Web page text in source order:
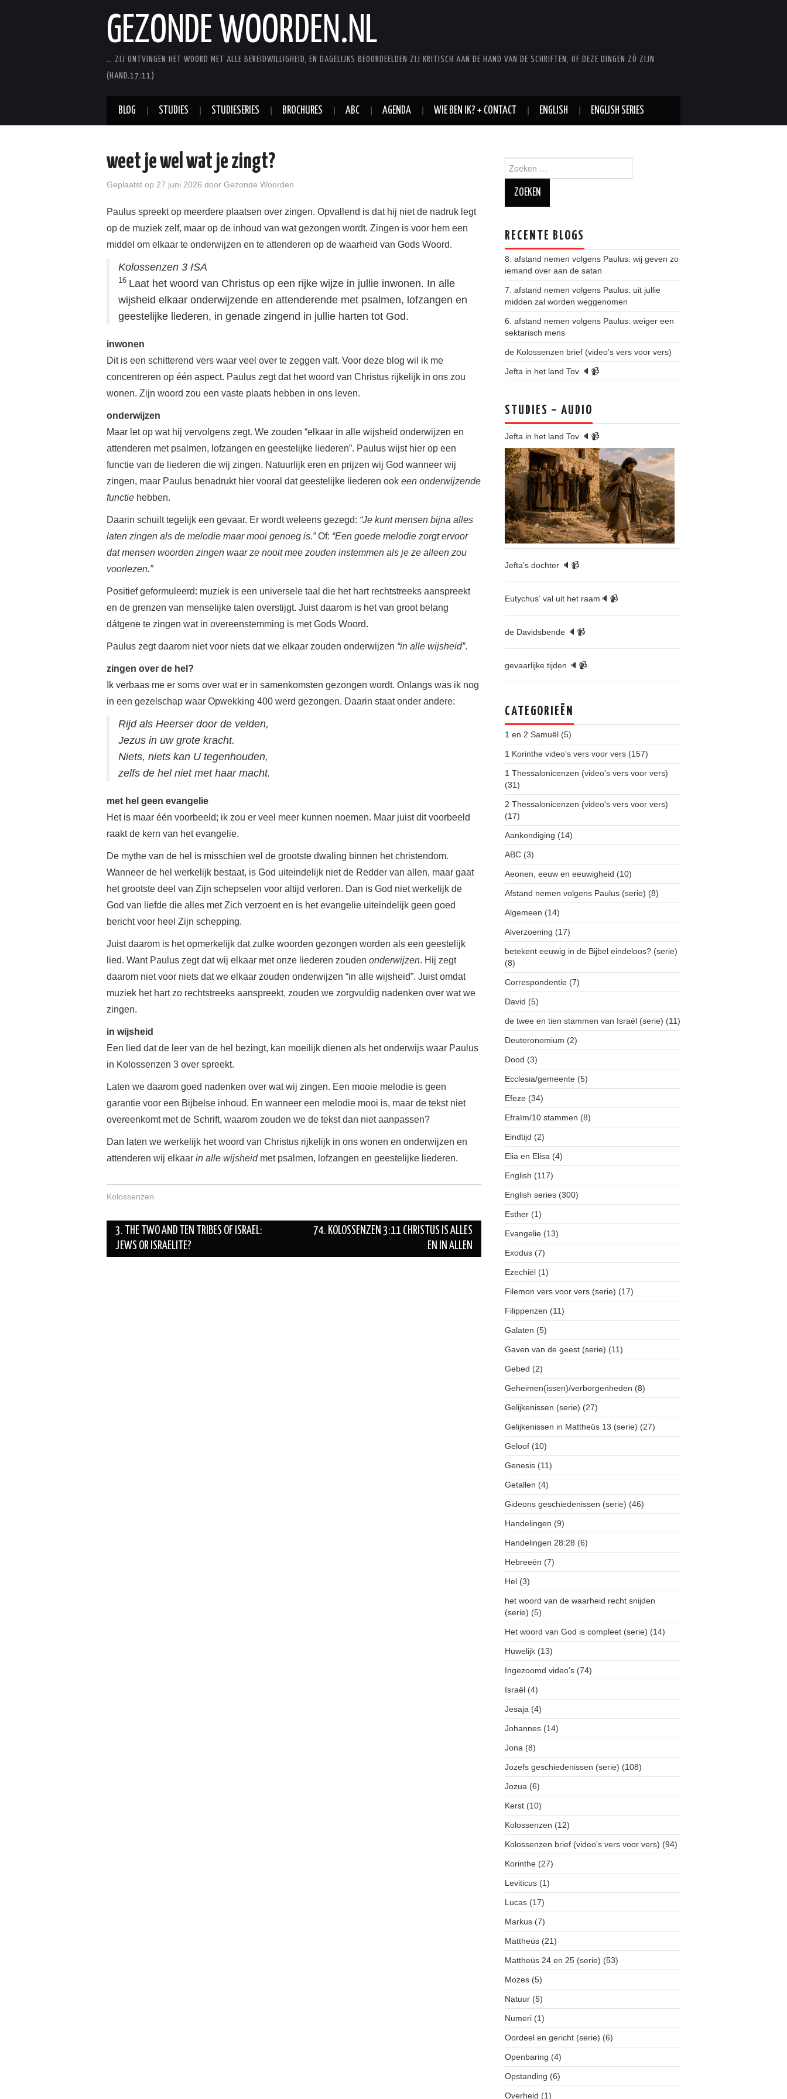
GEZONDE WOORDEN.NL
… ZIJ ONTVINGEN HET WOORD MET ALLE BEREIDWILLIGHEID, EN DAGELIJKS BEOORDEELDEN ZIJ KRITISCH AAN DE HAND VAN DE SCHRIFTEN, OF DEZE DINGEN ZÓ ZIJN
(HAND.17:11)
BLOG STUDIES STUDIESERIES BROCHURES ABC AGENDA WIE BEN IK? + CONTACT ENGLISH ENGLISH SERIES
weet je wel wat je zingt?
Geplaatst op 27 juni 2026 door Gezonde Woorden
Paulus spreekt op meerdere plaatsen over zingen. Opvallend is dat hij niet de nadruk legt
op de muziek zelf, maar op de inhoud van wat gezongen wordt. Zingen is voor hem een
middel om elkaar te onderwijzen en te attenderen op de waarheid van Gods Woord.
Kolossenzen 3 ISA
16 Laat het woord van Christus op een rijke wijze in jullie inwonen. In alle
wijsheid elkaar onderwijzende en attenderende met psalmen, lofzangen en
geestelijke liederen, in genade zingend in jullie harten tot God.
inwonen
Dit is een schitterend vers waar veel over te zeggen valt. Voor deze blog wil ik me
concentreren op één aspect. Paulus zegt dat het woord van Christus rijkelijk in ons zou
wonen. Zijn woord zou een vaste plaats hebben in ons leven.
onderwijzen
Maar let op wat hij vervolgens zegt. We zouden “elkaar in alle wijsheid onderwijzen en
attenderen met psalmen, lofzangen en geestelijke liederen”. Paulus wijst hier op een
functie van de liederen die wij zingen. Natuurlijk eren en prijzen wij God wanneer wij
zingen, maar Paulus benadrukt hier vooral dat geestelijke liederen ook een onderwijzende
functie hebben.
Daarin schuilt tegelijk een gevaar. Er wordt weleens gezegd: “Je kunt mensen bijna alles
laten zingen als de melodie maar mooi genoeg is.”Of: “Een goede melodie zorgt ervoor
dat mensen woorden zingen waar ze nooit mee zouden instemmen als je ze alleen zou
voorlezen.”
Positief geformuleerd: muziek is een universele taal die het hart rechtstreeks aanspreekt
en de grenzen van menselijke talen overstijgt. Juist daarom is het van groot belang
dátgene te zingen wat in overeenstemming is met Gods Woord.
Paulus zegt daarom niet voor niets dat we elkaar zouden onderwijzen “in alle wijsheid”.
zingen over de hel?
Ik verbaas me er soms over wat er in samenkomsten gezongen wordt. Onlangs was ik nog
in een gezelschap waar Opwekking 400 werd gezongen. Daarin staat onder andere:
Rijd als Heerser door de velden,
Jezus in uw grote kracht.
Niets, niets kan U tegenhouden,
zelfs de hel niet met haar macht.
met hel geen evangelie
Het is maar één voorbeeld; ik zou er veel meer kunnen noemen. Maar juist dit voorbeeld
raakt de kern van het evangelie.
De mythe van de hel is misschien wel de grootste dwaling binnen het christendom.
Wanneer de hel werkelijk bestaat, is God uiteindelijk niet de Redder van allen, maar gaat
het grootste deel van Zijn schepselen voor altijd verloren. Dan is God niet werkelijk de
God van liefde die alles met Zich verzoent en is het evangelie uiteindelijk geen goed
bericht voor heel Zijn schepping.
Juist daarom is het opmerkelijk dat zulke woorden gezongen worden als een geestelijk
lied. Want Paulus zegt dat wij elkaar met onze liederen zouden onderwijzen. Hij zegt
daarom niet voor niets dat we elkaar zouden onderwijzen “in alle wijsheid”. Juist omdat
muziek het hart zo rechtstreeks aanspreekt, zouden we zorgvuldig nadenken over wat we
zingen.
in wijsheid
Een lied dat de leer van de hel bezingt, kan moeilijk dienen als het onderwijs waar Paulus
in Kolossenzen 3 over spreekt.
Laten we daarom goed nadenken over wat wij zingen. Een mooie melodie is geen
garantie voor een Bijbelse inhoud. En wanneer een melodie mooi is, maar de tekst niet
overeenkomt met de Schrift, waarom zouden we de tekst dan niet aanpassen?
Dan laten we werkelijk het woord van Christus rijkelijk in ons wonen en onderwijzen en
attenderen wij elkaar in alle wijsheidmet psalmen, lofzangen en geestelijke liederen.
Kolossenzen
Berichtnavigatie
3. THE TWO AND TEN TRIBES OF ISRAEL:
JEWS OR ISRAELITE?
74. KOLOSSENZEN 3:11 CHRISTUS IS ALLES
EN IN ALLEN
Zoeken naar:
RECENTE BLOGS
8. afstand nemen volgens Paulus: wij geven zo
iemand over aan de satan
7. afstand nemen volgens Paulus: uit jullie
midden zal worden weggenomen
6. afstand nemen volgens Paulus: weiger een
sektarisch mens
de Kolossenzen brief (video’s vers voor vers)
Jefta in het land Tov 🔈📹
STUDIES – AUDIO
Jefta in het land Tov 🔈📹
Jefta’s dochter 🔈📹
Eutychus’ val uit het raam🔈📹
de Davidsbende 🔈📹
gevaarlijke tijden 🔈📹
CATEGORIEËN
1 en 2 Samuël (5)
1 Korinthe video's vers voor vers (157)
1 Thessalonicenzen (video's vers voor vers)
(31)
2 Thessalonicenzen (video's vers voor vers)
(17)
Aankondiging (14)
ABC (3)
Aeonen, eeuw en eeuwigheid (10)
Afstand nemen volgens Paulus (serie) (8)
Algemeen (14)
Alverzoening (17)
betekent eeuwig in de Bijbel eindeloos? (serie)
(8)
Correspondentie (7)
David (5)
de twee en tien stammen van Israël (serie) (11)
Deuteronomium (2)
Dood (3)
Ecclesia/gemeente (5)
Efeze (34)
Efraïm/10 stammen (8)
Eindtijd (2)
Elia en Elisa (4)
English (117)
English series (300)
Esther (1)
Evangelie (13)
Exodus (7)
Ezechiël (1)
Filemon vers voor vers (serie) (17)
Filippenzen (11)
Galaten (5)
Gaven van de geest (serie) (11)
Gebed (2)
Geheimen(issen)/verborgenheden (8)
Gelijkenissen (serie) (27)
Gelijkenissen in Mattheüs 13 (serie) (27)
Geloof (10)
Genesis (11)
Getallen (4)
Gideons geschiedenissen (serie) (46)
Handelingen (9)
Handelingen 28:28 (6)
Hebreeën (7)
Hel (3)
het woord van de waarheid recht snijden
(serie) (5)
Het woord van God is compleet (serie) (14)
Huwelijk (13)
Ingezoomd video's (74)
Israël (4)
Jesaja (4)
Johannes (14)
Jona (8)
Jozefs geschiedenissen (serie) (108)
Jozua (6)
Kerst (10)
Kolossenzen (12)
Kolossenzen brief (video's vers voor vers) (94)
Korinthe (27)
Leviticus (1)
Lucas (17)
Markus (7)
Mattheüs (21)
Mattheüs 24 en 25 (serie) (53)
Mozes (5)
Natuur (5)
Numeri (1)
Oordeel en gericht (serie) (6)
Openbaring (4)
Opstanding (6)
Overheid (1)